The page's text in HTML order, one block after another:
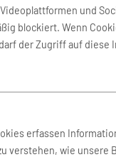
Aereas de
und
blockiert. Wenn
der Zugriff auf diese
erfassen
verstehen, wie unsere